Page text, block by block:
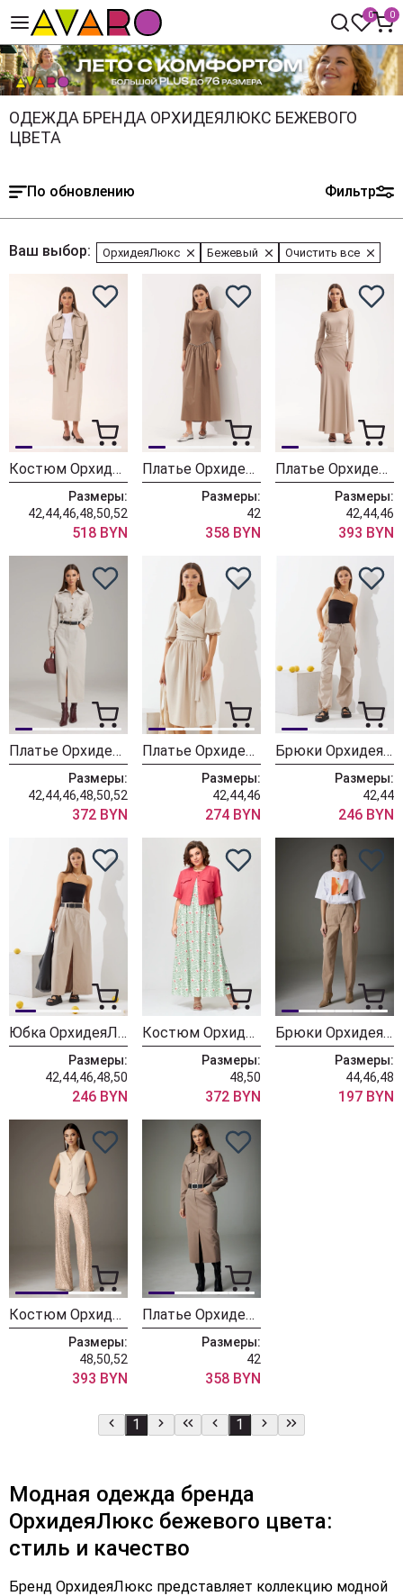
0 0
ОДЕЖДА БРЕНДА ОРХИДЕЯЛЮКС БЕЖЕВОГО
ЦВЕТА
По обновлению Фильтр
Ваш выбор: ОрхидеяЛюкс Бежевый Очистить все
Костюм ОрхидеяЛюкс 1554
Размеры:
42,44,46,48,50,52
518 BYN
Платье ОрхидеяЛюкс 1517
Размеры:
42
358 BYN
Платье ОрхидеяЛюкс 1513
Размеры:
42,44,46
393 BYN
Платье ОрхидеяЛюкс 1483 бежевый
Размеры:
42,44,46,48,50,52
372 BYN
Платье ОрхидеяЛюкс 1435
Размеры:
42,44,46
274 BYN
Брюки ОрхидеяЛюкс 1429
Размеры:
42,44
246 BYN
Юбка ОрхидеяЛюкс 1430
Размеры:
42,44,46,48,50
246 BYN
Костюм ОрхидеяЛюкс 1416
Размеры:
48,50
372 BYN
Брюки ОрхидеяЛюкс 1407
Размеры:
44,46,48
197 BYN
Костюм ОрхидеяЛюкс 1379
Размеры:
48,50,52
393 BYN
Платье ОрхидеяЛюкс 1300-1 бежевый
Размеры:
42
358 BYN
1 1
Модная одежда бренда
ОрхидеяЛюкс бежевого цвета:
стиль и качество
Бренд ОрхидеяЛюкс представляет коллекцию модной